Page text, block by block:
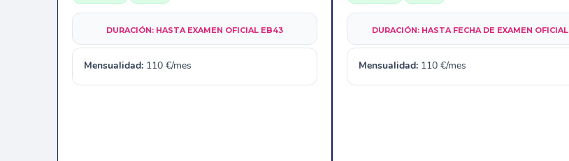
DURACIÓN: HASTA EXAMEN OFICIAL EB43
Mensualidad: 110€/mes
DURACIÓN: HASTA FECHA DE EXAMEN OFICIAL
Mensualidad: 110 €/mes